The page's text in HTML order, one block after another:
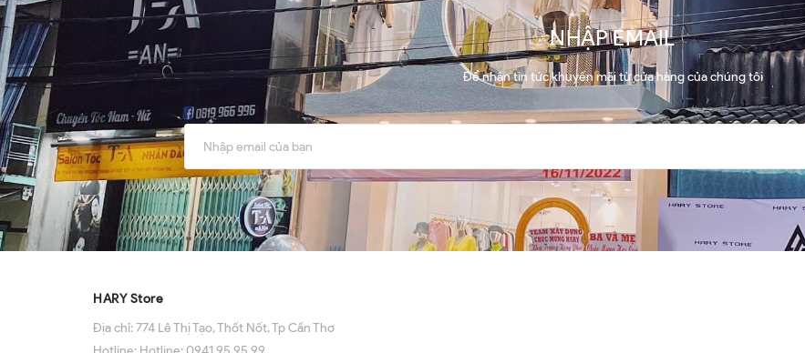
NHẬP EMAIL
Để nhận tin tức khuyến mãi từ cửa hàng của chúng tôi
HARY Store
Địa chỉ:774 Lê Thị Tạo, Thốt Nốt, Tp Cần Thơ